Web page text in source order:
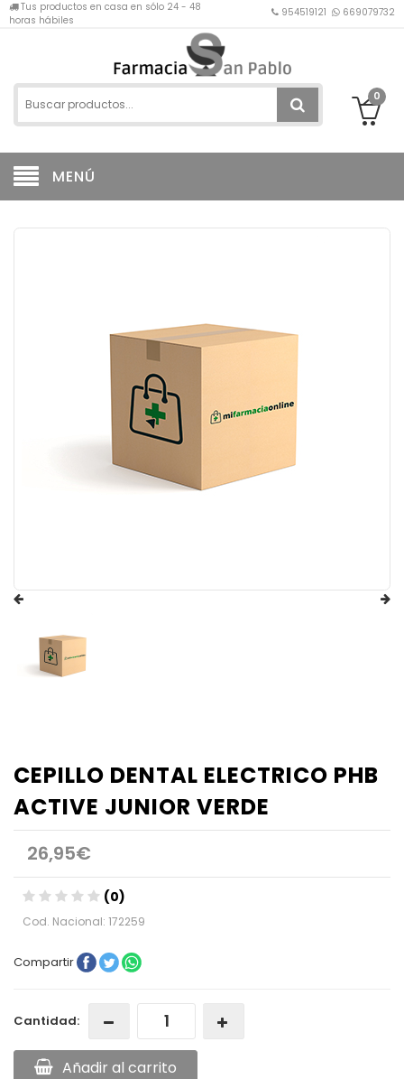
Tus productos en casa en sólo 24 - 48
horas hábiles
954519121 669079732
0
MENÚ
CEPILLO DENTAL ELECTRICO PHB
ACTIVE JUNIOR VERDE
26,95€
(0)
Cod. Nacional: 172259
Compartir
Cantidad:
Añadir al carrito